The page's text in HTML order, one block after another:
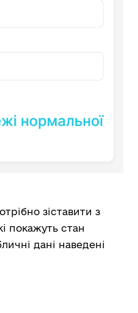
зіставити з
покажуть стан
дані наведені